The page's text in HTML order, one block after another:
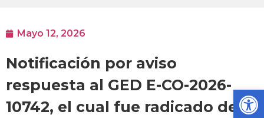
Mayo 12, 2026
Notificación por aviso
respuesta al GED E-CO-2026-
10742, el cual fue radicado de